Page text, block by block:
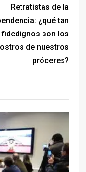
Retratistas de la
¿qué tan
fidedignos son los
de nuestros
próceres?